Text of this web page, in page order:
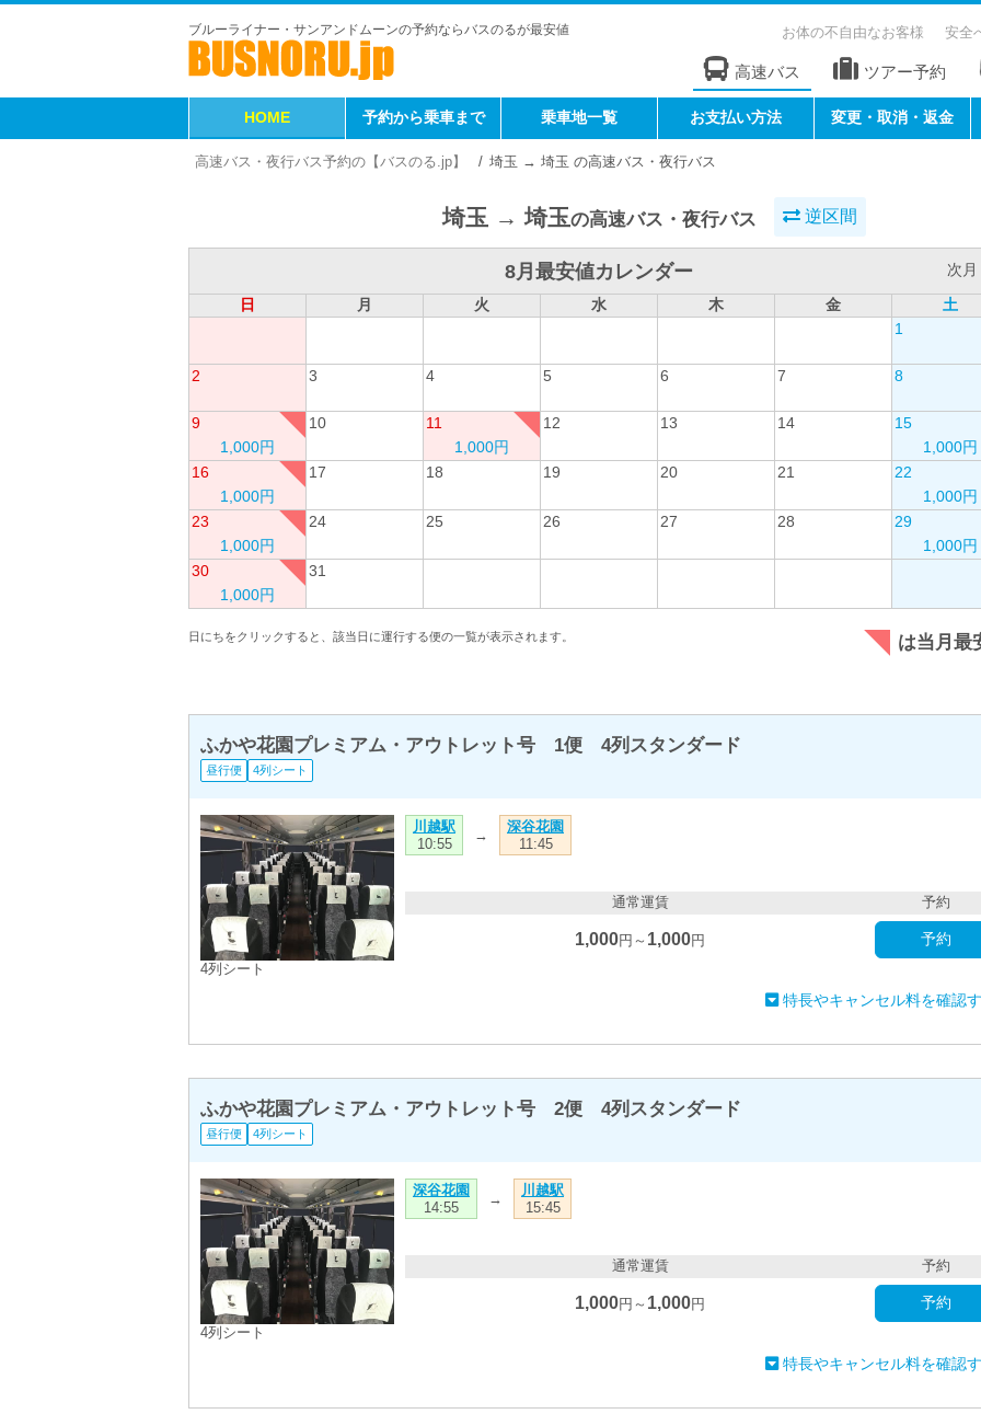
ブルーライナー・サンアンドムーンの予約ならバスのるが最安値 お体の不自由なお客様 安全
高速バス ツアー予約
HOME 予約から乗車まで 乗車地一覧 お支払い方法 変更・取消・返金
高速バス・夜行バス予約の【バスのる.jp】 埼玉 → 埼玉 の高速バス・夜行バス
埼玉 → 埼玉の高速バス・夜行バス 逆区間
8月最安値カレンダー
次月
日
月 火 水 木 金
土
1
2 3 4 5 6 7 8
9
1,000円
10
11
1,000円
12 13 14
15
1,000円
16
1,000円
17 18 19 20 21
22
1,000円
23
1,000円
24 25 26 27 28
29
1,000円
30
1,000円
31
日にちをクリックすると、該当日に運行する便の一覧が表示されます。 は当月最
ふかや花園プレミアム・アウトレット号 1便 4列スタンダード
昼行便 4列シート
4列シート
川越駅
10:55
→
深谷花園
11:45
通常運賃
1,000円～ 1,000円
予約
予約
特長やキャンセル料を確認
ふかや花園プレミアム・アウトレット号 2便 4列スタンダード
昼行便 4列シート
4列シート
深谷花園
14:55
→
川越駅
15:45
通常運賃
1,000円～ 1,000円
予約
予約
特長やキャンセル料を確認